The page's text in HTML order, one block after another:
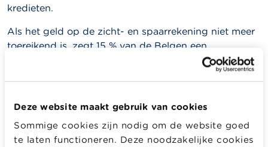
Deze website maakt gebruik van cookies
Sommige cookies zijn nodig om de website goed
te laten functioneren. Deze noodzakelijke cookies
kredieten.
Als het geld op de zicht- en spaarrekening niet meer
toereikend is, zegt 15 % van de Belgen een
kredietkaart te gebruiken. 8 % gebruikt deze ‘reserve’
om voeding te kopen. Bij lagere inkomens stijgt dat
Lenen doen we voornamelijk bij de bank,
maar we denken ook aan familie